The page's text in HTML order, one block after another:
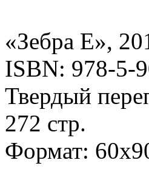
«Зебра Е»,
ISBN: 978-5-
Твердый
272 стр.
Формат: